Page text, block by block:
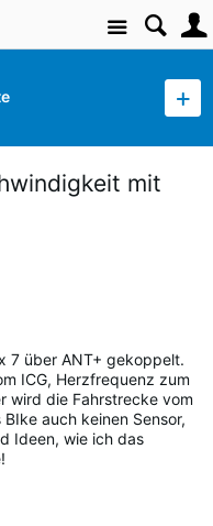
Site
mit
7 über ANT+ gekoppelt.
ICG, Herzfrequenz zum
wird die Fahrstrecke vom
auch keinen Sensor,
Ideen, wie ich das